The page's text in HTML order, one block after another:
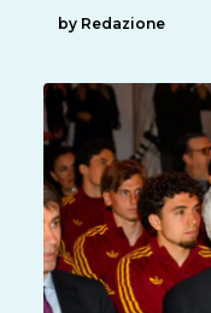
by Redazione